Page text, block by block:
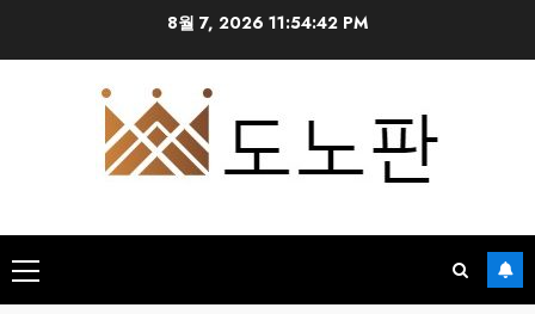
8월 7, 2026 11:54:43 PM
Primary
Menu